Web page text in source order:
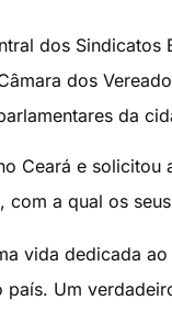
dos
dos
da
Ceará e
com a qual os
vida dedicada
país. Um